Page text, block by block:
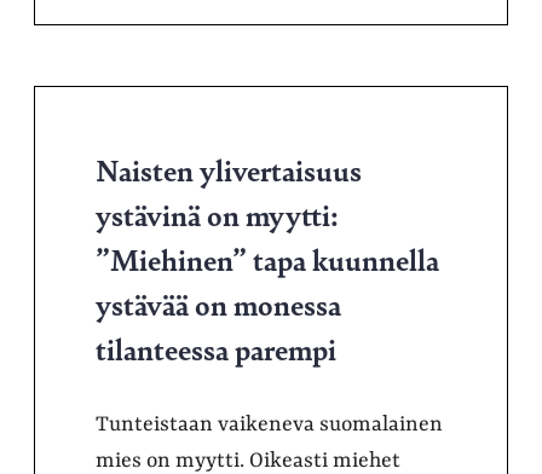
Naisten ylivertaisuus
ystävinä on myytti:
”Miehinen” tapa kuunnella
ystävää on monessa
tilanteessa parempi
Tunteistaan vaikeneva suomalainen
mies on myytti. Oikeasti miehet